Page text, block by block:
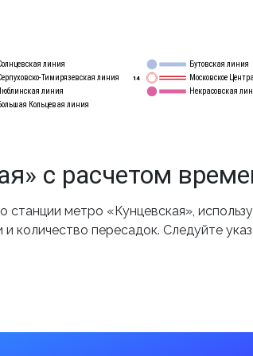
линия
Тимирязевская линия
линия
Бутовская линия
Московское
Кольцевая линия
Некрасовская
14
с расчетом
метро «Кунцевская»,
количество пересадок. Следуйте